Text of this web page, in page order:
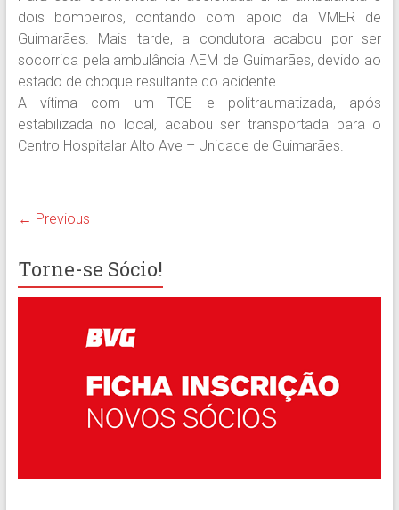
dois bombeiros, contando com apoio da VMER de
Guimarães. Mais tarde, a condutora acabou por ser
socorrida pela ambulância AEM de Guimarães, devido ao
estado de choque resultante do acidente.
A vítima com um TCE e politraumatizada, após
estabilizada no local, acabou ser transportada para o
Centro Hospitalar Alto Ave – Unidade de Guimarães.
← Previous
Torne-se Sócio!